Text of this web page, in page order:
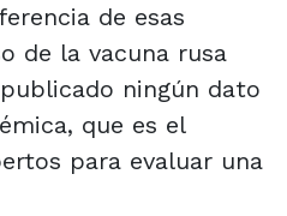
de esas
de la vacuna rusa
ningún dato
que es el
para evaluar una